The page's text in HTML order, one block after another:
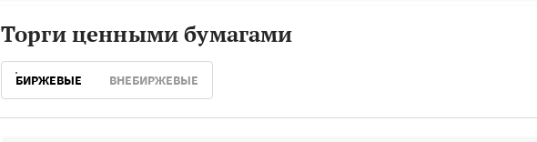
Торги ценными бумагами
БИРЖЕВЫЕ ВНЕБИРЖЕВЫЕ